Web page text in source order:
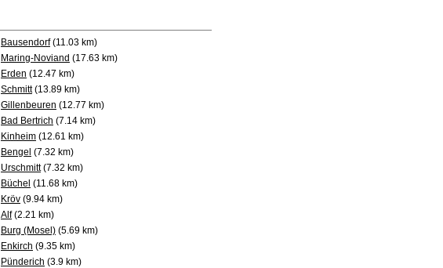
Bausendorf(11.03 km)
Maring-Noviand (17.63 km)
Erden (12.47 km)
Schmitt(13.89 km)
Gillenbeuren (12.77 km)
Bad Bertrich (7.14 km)
Kinheim (12.61 km)
Bengel (7.32 km)
Urschmitt(7.32 km)
Büchel (11.68 km)
Kröv (9.94 km)
Alf(2.21 km)
Burg (Mosel) (5.69 km)
Enkirch (9.35 km)
Pünderich (3.9 km)